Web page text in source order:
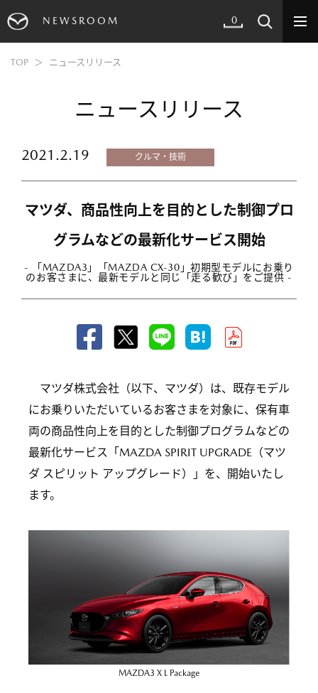
NEWSROOM 0
TOP ニュースリリース
ニュースリリース
2021.2.19 クルマ・技術
マツダ、商品性向上を目的とした制御プロ
グラムなどの最新化サービス開始
- 「MAZDA3」「MAZDA CX-30」初期型モデルにお乗り
のお客さまに、最新モデルと同じ「走る歓び」をご提供 -
マツダ株式会社（以下、マツダ）は、既存モデル
にお乗りいただいているお客さまを対象に、保有車
両の商品性向上を目的とした制御プログラムなどの
最新化サービス「MAZDA SPIRIT UPGRADE（マツ
ダ スピリット アップグレード）」を、開始いたし
ます。
MAZDA3 X L Package